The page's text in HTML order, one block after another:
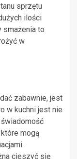
sprzętu
ilości
smażenia to
w
zabawnie, jest
w kuchni jest nie
mogą
cieszyć się